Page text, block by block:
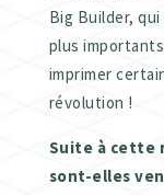
Big Builder,
plus importants
imprimer
révolution !
Suite à cette
sont-elles